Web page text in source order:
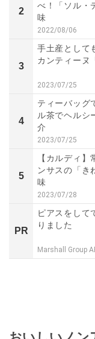
2
べ！「ソル・
味
2022/08/06
3
手土産として
カンティーヌ
2023/07/25
4
ティーバッグ
ル茶でヘルシ
介
2023/07/25
5
【カルディ
ンサスの「き
味
2023/07/28
PR
ピアスをして
りました
Marshall Group